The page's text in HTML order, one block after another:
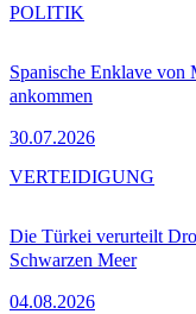
Spanische Enklave von
ankommen
30.07.2026
POLITIK
Die Türkei verurteilt
Schwarzen Meer
04.08.2026
VERTEIDIGUNG